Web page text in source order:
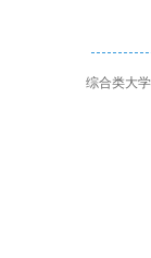
综合类大